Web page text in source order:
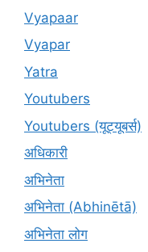
Vyapaar
Vyapar
Yatra
Youtubers
Youtubers (यूट्यूबर्स)
अधिकारी
अभिनेता
अभिनेता (Abhinētā)
अभिनेता लोग